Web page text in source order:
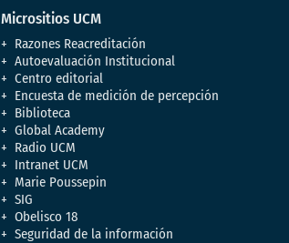
Micrositios UCM
Razones Reacreditación
Autoevaluación Institucional
Centro editorial
Encuesta de medición de percepción
Biblioteca
Global Academy
Radio UCM
Intranet UCM
Marie Poussepin
SIG
Obelisco 18
Seguridad de la información